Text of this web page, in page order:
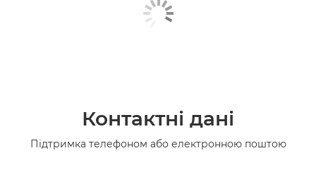
Контактні дані
Підтримка телефоном або електронною поштою